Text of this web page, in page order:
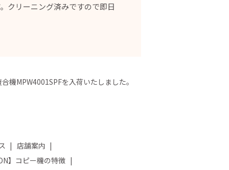
クリーニング済みですので即日
機MPW4001SPFを入荷いたしました。
店舗案内
】コピー機の特徴